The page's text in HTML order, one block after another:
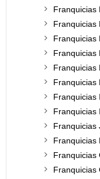
Franquicias
Franquicias
Franquicias
Franquicias
Franquicias
Franquicias
Franquicias
Franquicias
Franquicias
Franquicias
Franquicias
Franquicias